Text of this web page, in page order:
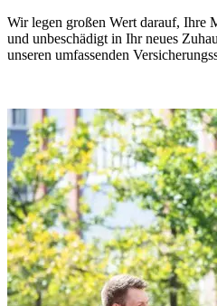
Wir legen großen Wert darauf, Ihre
und unbeschädigt in Ihr neues
unseren umfassenden